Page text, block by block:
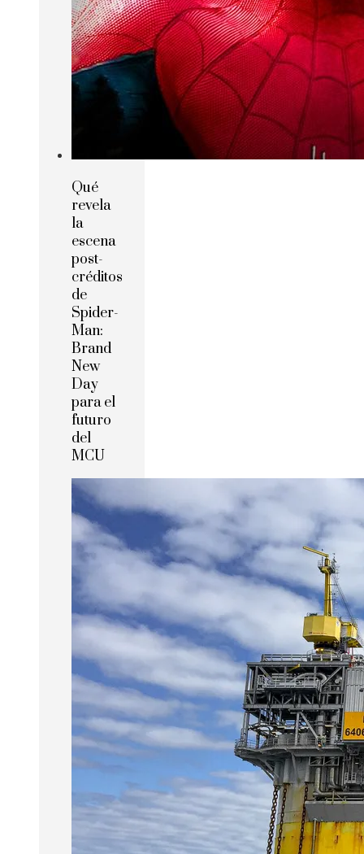
Qué
revela
la
escena
post-
créditos
de
Spider-
Man:
Brand
New
Day
para el
futuro
del
MCU